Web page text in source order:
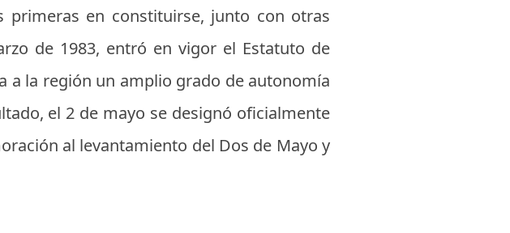
primeras en constituirse, junto con otras
de 1983, entró en vigor el Estatuto de
a la región un amplio grado de autonomía
el 2 de mayo se designó oficialmente
al levantamiento del Dos de Mayo y